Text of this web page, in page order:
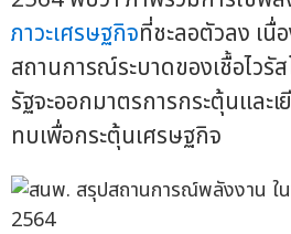
ภาวะเศรษฐกิจที่ชะลอตัวลง เนื่
สถานการณ์ระบาดของเชื้อไวรั
รัฐจะออกมาตรการกระตุ้นและ
ทบเพื่อกระตุ้นเศรษฐกิจ